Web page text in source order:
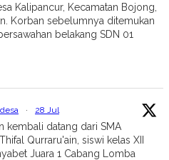
Kalipancur, Kecamatan Bojong,
Korban sebelumnya ditemukan
belakang SDN 01
· 28 Jul
kembali datang dari SMA
Qurraru'ain, siswi kelas XII
Juara 1 Cabang Lomba